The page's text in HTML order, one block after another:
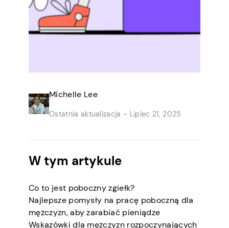
Michelle Lee
Ostatnia aktualizacja - Lipiec 21, 2025
W tym artykule
Co to jest poboczny zgiełk?
Najlepsze pomysły na pracę poboczną dla
mężczyzn, aby zarabiać pieniądze
Wskazówki dla mężczyzn rozpoczynających